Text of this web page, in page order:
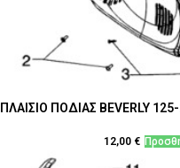
ΠΛΑΙΣΙΟ ΠΟΔΙΑΣ BEVERLY
12,00 €